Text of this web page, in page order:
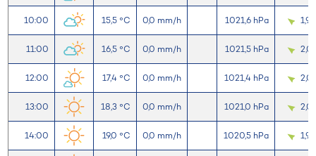
10:00 15,5 °C 0,0 mm/h 1021,6 hPa 1,9
11:00 16,5 °C 0,0 mm/h 1021,5 hPa 2,0
12:00 17,4 °C 0,0 mm/h 1021,4 hPa 2,0
13:00 18,3 °C 0,0 mm/h 1021,0 hPa 2,0
14:00 19,0 °C 0,0 mm/h 1020,5 hPa 1,9